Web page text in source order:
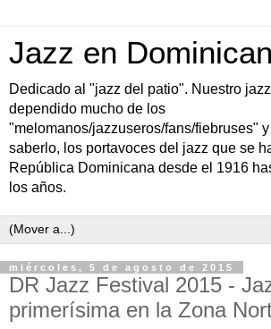
Jazz en
Dedicado al "jazz del patio". Nuestro
dependido mucho de los
"melomanos/jazzuseros/fans/fiebruses"
saberlo, los portavoces del jazz que se
República Dominicana desde el 1916
los años.
miércoles, 5 de agosto de 2015
DR Jazz Festival 2015 -
primerísima en la Zona